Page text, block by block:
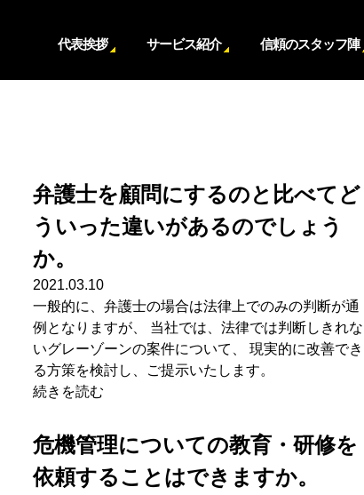
代表挨拶 サービス紹介 信頼のスタッフ陣
弁護士を顧問にするのと比べてど
ういった違いがあるのでしょう
か。
2021.03.10
一般的に、弁護士の場合は法律上でのみの判断が通
例となりますが、 当社では、法律では判断しきれな
いグレーゾーンの案件について、 現実的に改善でき
る方策を検討し、ご提示いたします。
続きを読む
危機管理についての教育・研修を
依頼することはできますか。